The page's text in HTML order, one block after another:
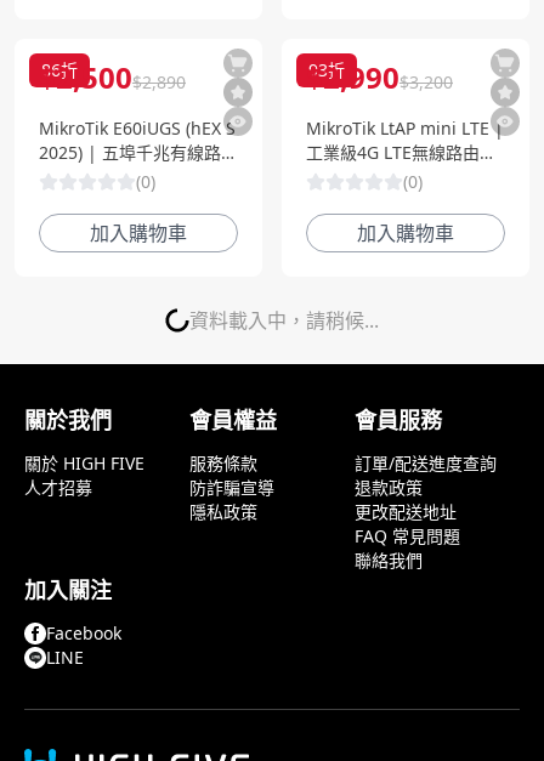
86折
$2,500$2,890
MikroTik E60iUGS (hEX S
2025) | 五埠千兆有線路由
器 | 支援SFP光纖與
(0)
加入購物車
93折
$2,990$3,200
MikroTik LtAP mini LTE |
工業級4G LTE無線路由器
(RB912R-2nD-LTm &
(0)
加入購物車
資料載入中，請稍候...
關於我們
關於 HIGH FIVE
人才招募
會員權益
服務條款
防詐騙宣導
隱私政策
會員服務
訂單/配送進度查詢
退款政策
更改配送地址
FAQ 常見問題
聯絡我們
加入關注
Facebook
LINE